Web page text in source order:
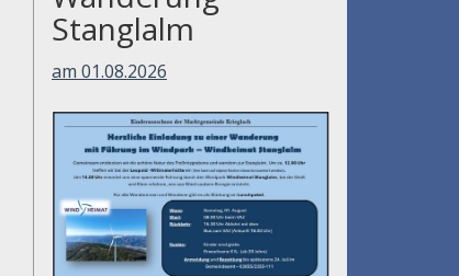
Kindersommer -
Wanderung
am 01.08.2026